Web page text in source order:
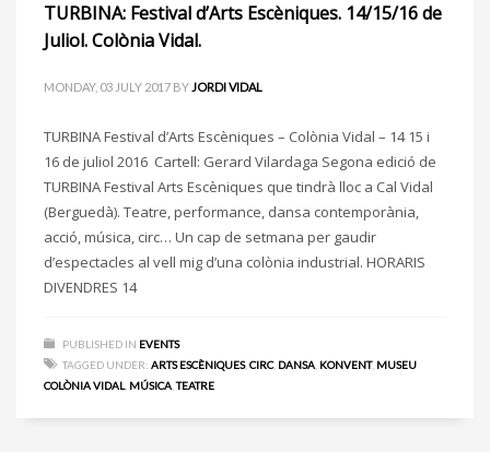
TURBINA: Festival d’Arts Escèniques. 14/15/16 de
Juliol. Colònia Vidal.
MONDAY, 03 JULY 2017 BYJORDI VIDAL
TURBINA Festival d’Arts Escèniques – Colònia Vidal – 14 15 i
16 de juliol 2016 Cartell: Gerard Vilardaga Segona edició de
TURBINA Festival Arts Escèniques que tindrà lloc a Cal Vidal
(Berguedà). Teatre, performance, dansa contemporània,
acció, música, circ… Un cap de setmana per gaudir
d’espectacles al vell mig d’una colònia industrial. HORARIS
DIVENDRES 14
PUBLISHED IN EVENTS
TAGGED UNDER: ARTS ESCÈNIQUES, CIRC, DANSA KONVENT, MUSEU
COLÒNIA VIDAL, MÚSICA ,TEATRE